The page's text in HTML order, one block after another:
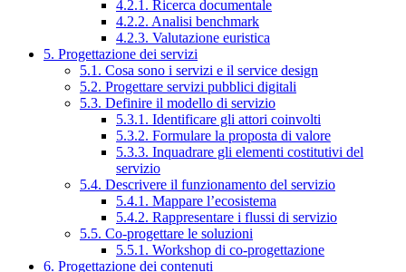
4.2.1. Ricerca documentale
4.2.2. Analisi benchmark
4.2.3. Valutazione euristica
5. Progettazione dei servizi
5.1. Cosa sono i servizi e il service design
5.2. Progettare servizi pubblici digitali
5.3. Definire il modello di servizio
5.3.1. Identificare gli attori coinvolti
5.3.2. Formulare la proposta di valore
5.3.3. Inquadrare gli elementi costitutivi del
servizio
5.4. Descrivere il funzionamento del servizio
5.4.1. Mappare l’ecosistema
5.4.2. Rappresentare i flussi di servizio
5.5. Co-progettare le soluzioni
5.5.1. Workshop di co-progettazione
6. Progettazione dei contenuti